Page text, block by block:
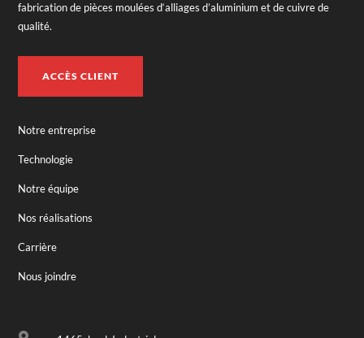
fabrication de pièces moulées d‘alliages d’aluminium et de cuivre de
qualité.
ACCÈS CLIENT
Notre entreprise
Technologie
Notre équipe
Nos réalisations
Carrière
Nous joindre